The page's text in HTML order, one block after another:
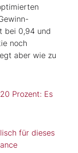
bei 0,94 und
noch
aber wie zu
Prozent: Es
für dieses